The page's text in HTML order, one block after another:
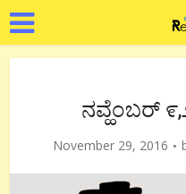
ನವ್ಹೆಂಬರ್
November 29, 2016